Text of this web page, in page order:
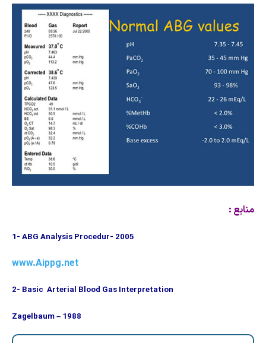
منابع :
1- ABG Analysis Procedur- 2005
www.Aippg.net
2- Basic Arterial Blood Gas Interpretation
Zagelbaum – 1988